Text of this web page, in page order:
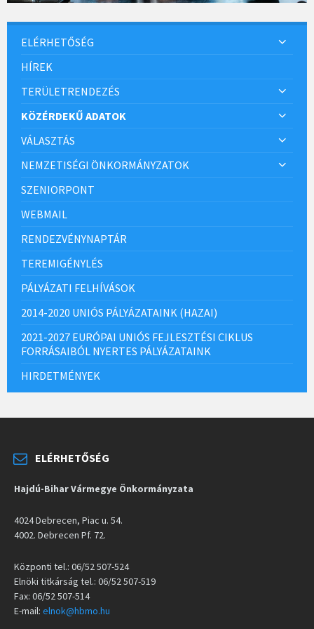
ELÉRHETŐSÉG
HÍREK
TERÜLETRENDEZÉS
KÖZÉRDEKŰ ADATOK
VÁLASZTÁS
NEMZETISÉGI ÖNKORMÁNYZATOK
SZENIORPONT
WEBMAIL
RENDEZVÉNYNAPTÁR
TEREMIGÉNYLÉS
PÁLYÁZATI FELHÍVÁSOK
2014-2020 UNIÓS PÁLYÁZATAINK (HAZAI)
2021-2027 EURÓPAI UNIÓS FEJLESZTÉSI CIKLUS
FORRÁSAIBÓL NYERTES PÁLYÁZATAINK
HIRDETMÉNYEK
ELÉRHETŐSÉG
Hajdú-Bihar Vármegye Önkormányzata
4024 Debrecen, Piac u. 54.
4002. Debrecen Pf. 72.
Központi tel.: 06/52 507-524
Elnöki titkárság tel.: 06/52 507-519
Fax: 06/52 507-514
E-mail: elnok@hbmo.hu